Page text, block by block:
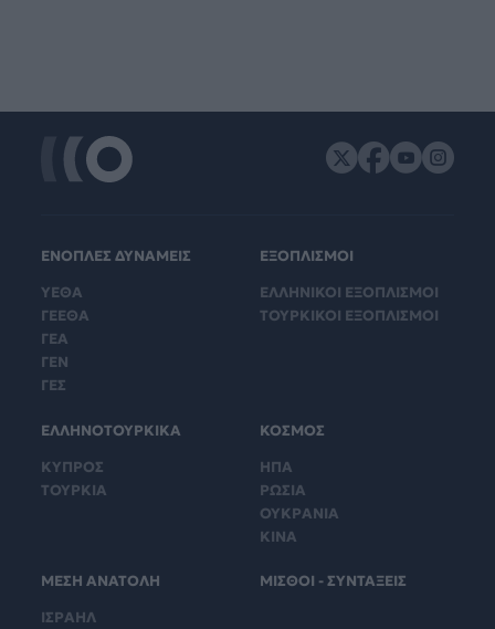
ΕΝΟΠΛΕΣ ΔΥΝΑΜΕΙΣ
ΥΕΘΑ
ΓΕΕΘΑ
ΓΕΑ
ΓΕΝ
ΓΕΣ
ΕΞΟΠΛΙΣΜΟΙ
ΕΛΛΗΝΙΚΟΙ ΕΞΟΠΛΙΣΜΟΙ
ΤΟΥΡΚΙΚΟΙ ΕΞΟΠΛΙΣΜΟΙ
ΕΛΛΗΝΟΤΟΥΡΚΙΚΑ
ΚΥΠΡΟΣ
ΤΟΥΡΚΙΑ
ΚΟΣΜΟΣ
ΗΠΑ
ΡΩΣΙΑ
ΟΥΚΡΑΝΙΑ
ΚΙΝΑ
ΜΕΣΗ ΑΝΑΤΟΛΗ
ΙΣΡΑΗΛ
ΜΙΣΘΟΙ - ΣΥΝΤΑΞΕΙΣ